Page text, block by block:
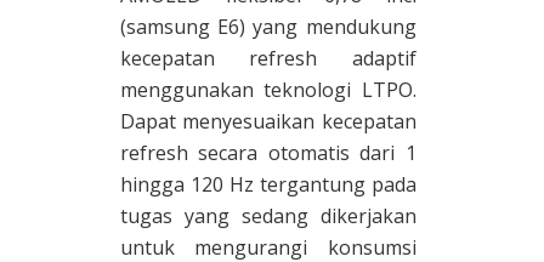
(samsung E6) yang mendukung
kecepatan refresh adaptif
menggunakan teknologi LTPO.
Dapat menyesuaikan kecepatan
refresh secara otomatis dari 1
hingga 120 Hz tergantung pada
tugas yang sedang dikerjakan
untuk mengurangi konsumsi